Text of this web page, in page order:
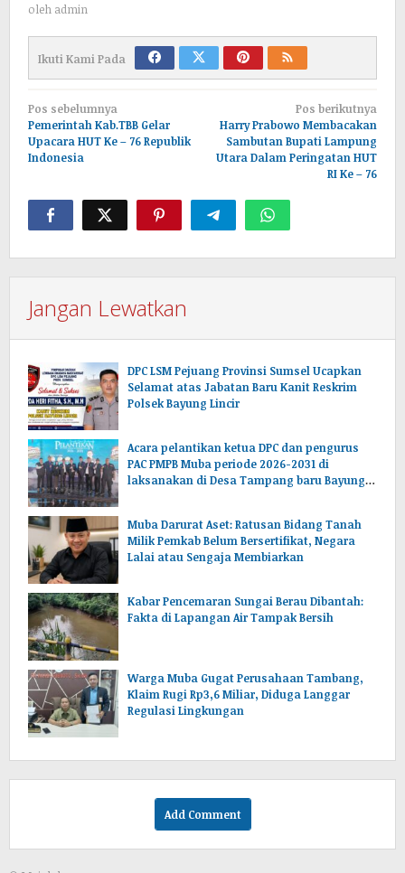
oleh admin
Ikuti Kami Pada
Navigasi
pos
Pos sebelumnya
Pemerintah Kab.TBB Gelar
Upacara HUT Ke – 76 Republik
Indonesia
Pos berikutnya
Harry Prabowo Membacakan
Sambutan Bupati Lampung
Utara Dalam Peringatan HUT
RI Ke – 76
Jangan Lewatkan
DPC LSM Pejuang Provinsi Sumsel Ucapkan
Selamat atas Jabatan Baru Kanit Reskrim
Polsek Bayung Lincir
Acara pelantikan ketua DPC dan pengurus
PAC PMPB Muba periode 2026-2031 di
laksanakan di Desa Tampang baru Bayung
Muba Darurat Aset: Ratusan Bidang Tanah
Milik Pemkab Belum Bersertifikat, Negara
Lalai atau Sengaja Membiarkan
Kabar Pencemaran Sungai Berau Dibantah:
Fakta di Lapangan Air Tampak Bersih
Warga Muba Gugat Perusahaan Tambang,
Klaim Rugi Rp3,6 Miliar, Diduga Langgar
Regulasi Lingkungan
Add Comment